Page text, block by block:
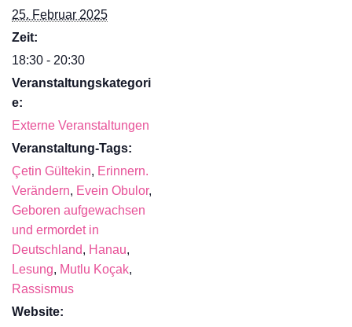
25. Februar 2025
Zeit:
18:30 - 20:30
Veranstaltungskategori
e:
Externe Veranstaltungen
Veranstaltung-Tags:
Çetin Gültekin, Erinnern.
Verändern, Evein Obulor,
Geboren aufgewachsen
und ermordet in
Deutschland, Hanau,
Lesung, Mutlu Koçak,
Rassismus
Website: